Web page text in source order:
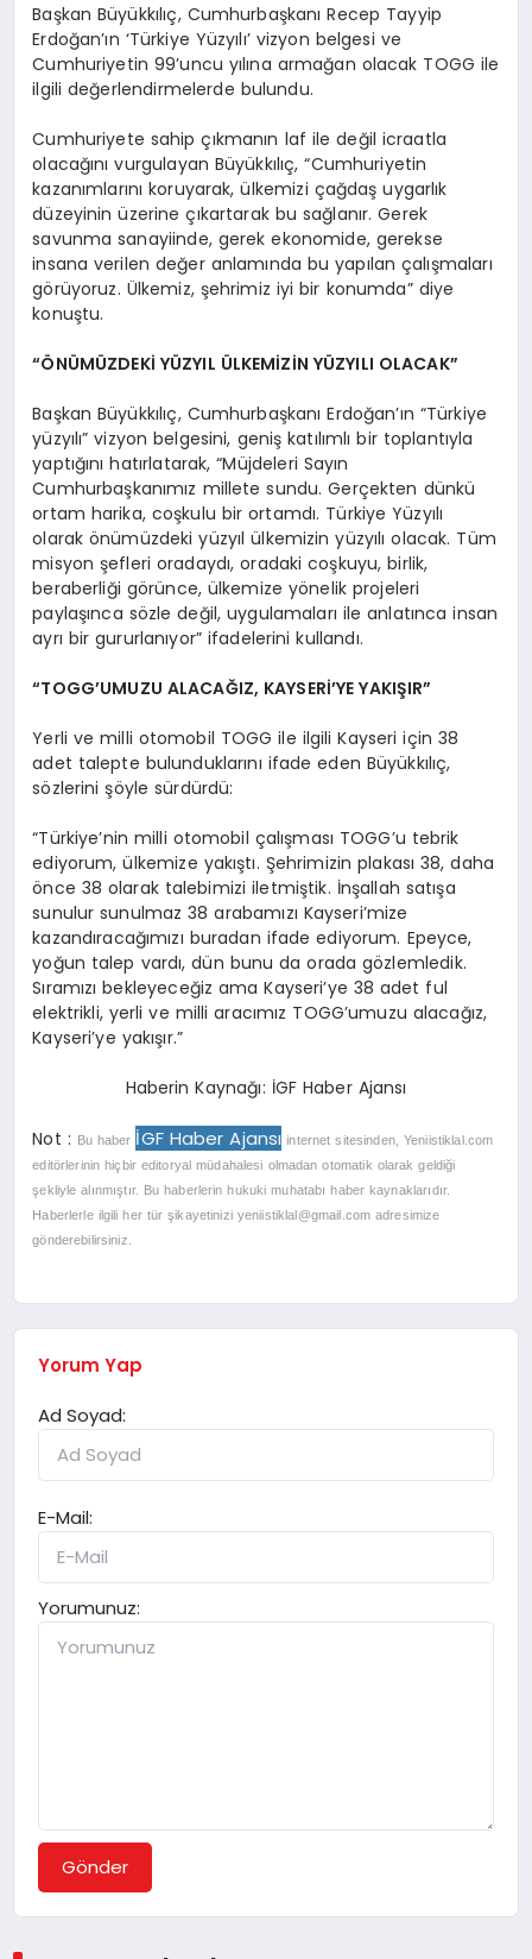
Başkan Büyükkılıç, Cumhurbaşkanı Recep Tayyip
Erdoğan’ın ‘Türkiye Yüzyılı’ vizyon belgesi ve
Cumhuriyetin 99’uncu yılına armağan olacak TOGG ile
ilgili değerlendirmelerde bulundu.
Cumhuriyete sahip çıkmanın laf ile değil icraatla
olacağını vurgulayan Büyükkılıç, “Cumhuriyetin
kazanımlarını koruyarak, ülkemizi çağdaş uygarlık
düzeyinin üzerine çıkartarak bu sağlanır. Gerek
savunma sanayiinde, gerek ekonomide, gerekse
insana verilen değer anlamında bu yapılan çalışmaları
görüyoruz. Ülkemiz, şehrimiz iyi bir konumda” diye
konuştu.
“ÖNÜMÜZDEKİ YÜZYIL ÜLKEMİZİN YÜZYILI OLACAK”
Başkan Büyükkılıç, Cumhurbaşkanı Erdoğan’ın “Türkiye
yüzyılı” vizyon belgesini, geniş katılımlı bir toplantıyla
yaptığını hatırlatarak, “Müjdeleri Sayın
Cumhurbaşkanımız millete sundu. Gerçekten dünkü
ortam harika, coşkulu bir ortamdı. Türkiye Yüzyılı
olarak önümüzdeki yüzyıl ülkemizin yüzyılı olacak. Tüm
misyon şefleri oradaydı, oradaki coşkuyu, birlik,
beraberliği görünce, ülkemize yönelik projeleri
paylaşınca sözle değil, uygulamaları ile anlatınca insan
ayrı bir gururlanıyor” ifadelerini kullandı.
“TOGG’UMUZU ALACAĞIZ, KAYSERİ’YE YAKIŞIR”
Yerli ve milli otomobil TOGG ile ilgili Kayseri için 38
adet talepte bulunduklarını ifade eden Büyükkılıç,
sözlerini şöyle sürdürdü:
“Türkiye’nin milli otomobil çalışması TOGG’u tebrik
ediyorum, ülkemize yakıştı. Şehrimizin plakası 38, daha
önce 38 olarak talebimizi iletmiştik. İnşallah satışa
sunulur sunulmaz 38 arabamızı Kayseri’mize
kazandıracağımızı buradan ifade ediyorum. Epeyce,
yoğun talep vardı, dün bunu da orada gözlemledik.
Sıramızı bekleyeceğiz ama Kayseri’ye 38 adet ful
elektrikli, yerli ve milli aracımız TOGG’umuzu alacağız,
Kayseri’ye yakışır.”
Haberin Kaynağı: İGF Haber Ajansı
Not : Bu haber İGF Haber Ajansı internet sitesinden, Yeniistiklal.com
editörlerinin hiçbir editoryal müdahalesi olmadan otomatik olarak geldiği
şekliyle alınmıştır. Bu haberlerin hukuki muhatabı haber kaynaklarıdır.
Haberlerle ilgili her tür şikayetinizi yeniistiklal@gmail.com adresimize
gönderebilirsiniz.
Yorum Yap
Ad Soyad:
E-Mail:
Yorumunuz:
Gönder